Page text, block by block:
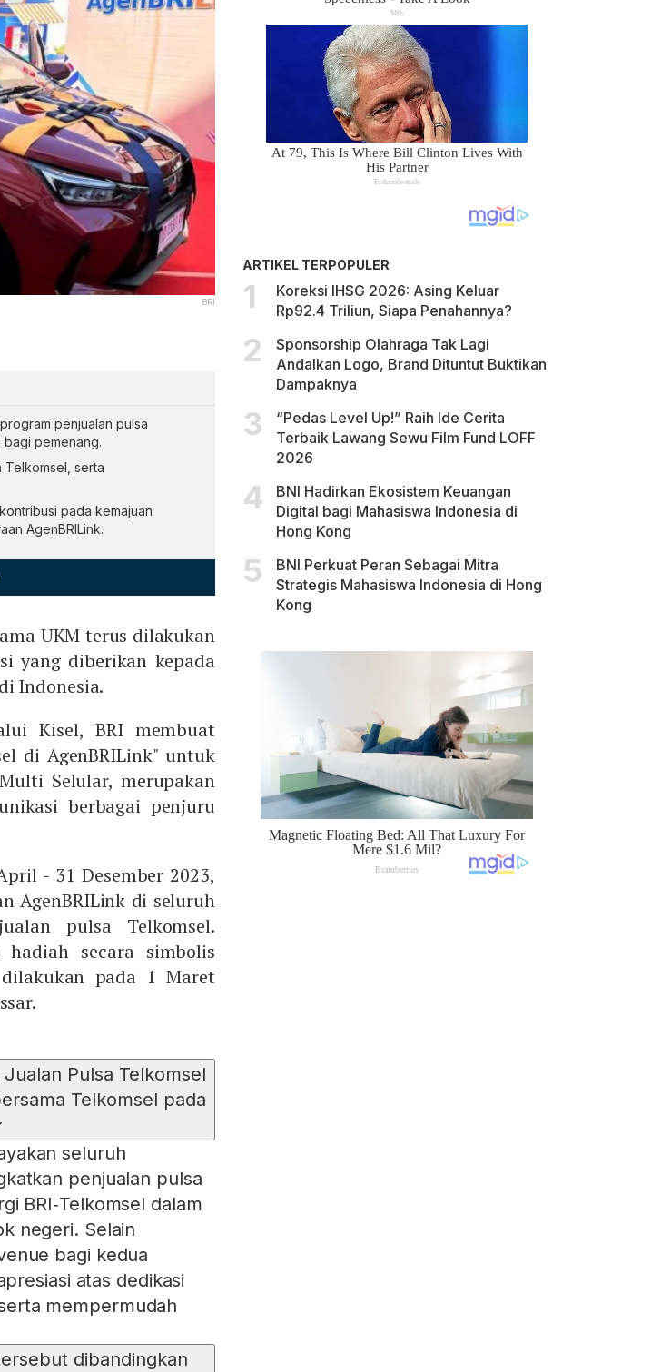
BRI
penjualan pulsa
bagi pemenang.
Telkomsel, serta
pada kemajuan
AgenBRILink.
UKM terus dilakukan
yang diberikan kepada
Indonesia.
Kisel, BRI membuat
di AgenBRILink" untuk
Selular, merupakan
berbagai penjuru
- 31 Desember 2023,
AgenBRILink di seluruh
pulsa Telkomsel.
hadiah secara simbolis
pada 1 Maret
Pulsa Telkomsel
Telkomsel pada
seluruh
penjualan pulsa
BRI‑Telkomsel dalam
negeri. Selain
bagi kedua
atas dedikasi
mempermudah
dibandingkan
ARTIKEL TERPOPULER
Koreksi IHSG 2026: Asing Keluar
Rp92.4 Triliun, Siapa Penahannya?
Sponsorship Olahraga Tak Lagi
Andalkan Logo, Brand Dituntut Buktikan
Dampaknya
“Pedas Level Up!” Raih Ide Cerita
Terbaik Lawang Sewu Film Fund LOFF
2026
BNI Hadirkan Ekosistem Keuangan
Digital bagi Mahasiswa Indonesia di
Hong Kong
BNI Perkuat Peran Sebagai Mitra
Strategis Mahasiswa Indonesia di Hong
Kong